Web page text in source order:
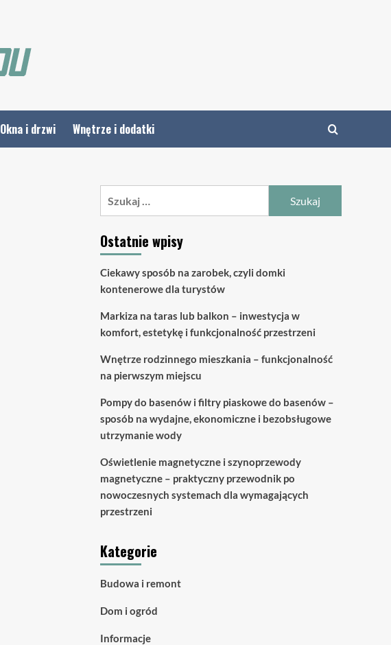
Okna i drzwi Wnętrze i dodatki
Ostatnie wpisy
Ciekawy sposób na zarobek, czyli domki
kontenerowe dla turystów
Markiza na taras lub balkon – inwestycja w
komfort, estetykę i funkcjonalność przestrzeni
Wnętrze rodzinnego mieszkania – funkcjonalność
na pierwszym miejscu
Pompy do basenów i filtry piaskowe do basenów –
sposób na wydajne, ekonomiczne i bezobsługowe
utrzymanie wody
Oświetlenie magnetyczne i szynoprzewody
magnetyczne – praktyczny przewodnik po
nowoczesnych systemach dla wymagających
przestrzeni
Kategorie
Budowa i remont
Dom i ogród
Informacje